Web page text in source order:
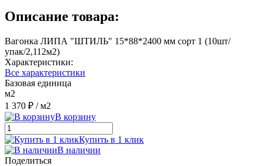
Описание товара:
Вагонка ЛИПА "ШТИЛЬ" 15*88*2400 мм сорт 1 (10шт/
упак/2,112м2)
Характеристики:
Все характеристики
Базовая единица
м2
1 370 ₽ / м2
В корзину
Купить в 1 клик
В наличии
Поделиться